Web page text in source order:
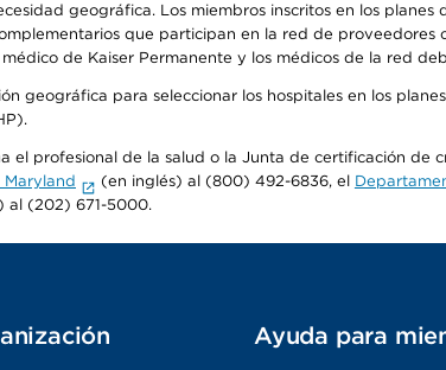
geográfica. Los miembros inscritos en los planes
que participan en la red de
de Kaiser Permanente y los médicos de la red
geográfica para seleccionar los hospitales en los
profesional de la salud o la Junta de certificación de
Maryland (en inglés) al (800) 492-6836, el
al (202) 671-5000.
Ayuda para